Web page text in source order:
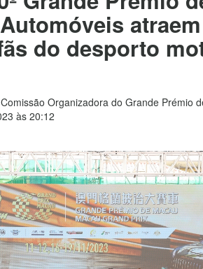
do desporto
Organizadora do Grande Prémio
às 20:12